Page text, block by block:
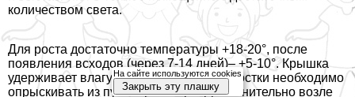
количеством света.
Для роста достаточно температуры +18-20°, после
появления всходов (через 7-14 дней)– +5-10°. Крышка
удерживает влагу в почве, а зеленые ростки необходимо
опрыскивать из пульверизатора. Дополнительно возле
На сайте используются cookies
Закрыть эту плашку